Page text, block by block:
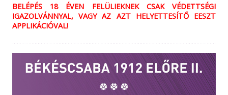
BELÉPÉS 18 ÉVEN FELÜLIEKNEK CSAK VÉDETTSÉGI
IGAZOLVÁNNYAL, VAGY AZ AZT HELYETTESÍTŐ EESZT
APPLIKÁCIÓVAL!